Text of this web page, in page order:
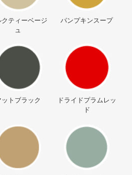
クティーベージ
ュ
パンプキンスープ
ットブラック
ドライドプラムレッ
ド